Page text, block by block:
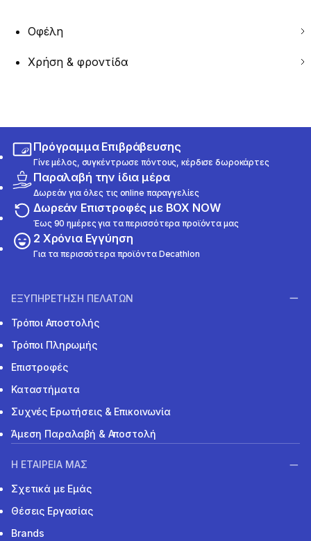
Οφέλη
Χρήση & φροντίδα
Πρόγραμμα Επιβράβευσης
Γίνε μέλος, συγκέντρωσε πόντους, κέρδισε δωροκάρτες
Παραλαβή την ίδια μέρα
Δωρεάν για όλες τις online παραγγελίες
Δωρεάν Επιστροφές με BOX NOW
Έως 90 ημέρες για τα περισσότερα προϊόντα μας
2 Χρόνια Εγγύηση
Για τα περισσότερα προϊόντα Decathlon
ΕΞΥΠΗΡΕΤΗΣΗ ΠΕΛΑΤΩΝ
Τρόποι Αποστολής
Τρόποι Πληρωμής
Επιστροφές
Καταστήματα
Συχνές Ερωτήσεις & Επικοινωνία
Άμεση Παραλαβή & Αποστολή
Η ΕΤΑΙΡΕΙΑ ΜΑΣ
Σχετικά με Εμάς
Θέσεις Εργασίας
Brands